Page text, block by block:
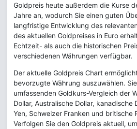
Goldpreis heute außerdem die Kurse
Jahre an, wodurch Sie einen guten
langfristige Entwicklung des
des aktuellen Goldpreises in Euro
Echtzeit- als auch die historischen
verschiedenen Währungen verfügbar.
Der aktuelle Goldpreis Chart
bevorzugte Währung auszuwählen.
umfassenden Goldkurs-Vergleich der
Dollar, Australische Dollar, kanadische
Yen, Schweizer Franken und britische
Verfolgen Sie den Goldpreis aktuell,